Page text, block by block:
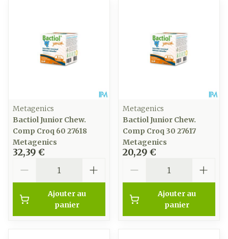
Metagenics
Bactiol Junior Chew.
Comp Croq 60 27618
Metagenics
32,39 €
Ajouter au
panier
Metagenics
Bactiol Junior Chew.
Comp Croq 30 27617
Metagenics
20,29 €
Ajouter au
panier